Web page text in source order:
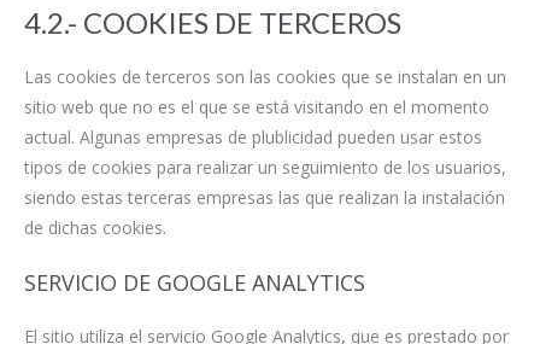
4.2.- COOKIES DE TERCEROS
Las cookies de terceros son las cookies que se instalan en un
sitio web que no es el que se está visitando en el momento
actual. Algunas empresas de plublicidad pueden usar estos
tipos de cookies para realizar un seguimiento de los usuarios,
siendo estas terceras empresas las que realizan la instalación
de dichas cookies.
SERVICIO DE GOOGLE ANALYTICS
El sitio utiliza el servicio Google Analytics, que es prestado por